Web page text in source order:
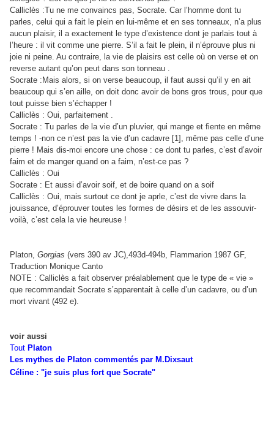
Calliclès :Tu ne me convaincs pas, Socrate. Car l’homme dont tu
parles, celui qui a fait le plein en lui-même et en ses tonneaux, n’a plus
aucun plaisir, il a exactement le type d’existence dont je parlais tout à
l’heure : il vit comme une pierre. S’il a fait le plein, il n’éprouve plus ni
joie ni peine. Au contraire, la vie de plaisirs est celle où on verse et on
reverse autant qu’on peut dans son tonneau .
Socrate :Mais alors, si on verse beaucoup, il faut aussi qu’il y en ait
beaucoup qui s’en aille, on doit donc avoir de bons gros trous, pour que
tout puisse bien s’échapper !
Calliclès : Oui, parfaitement .
Socrate : Tu parles de la vie d’un pluvier, qui mange et fiente en même
temps ! -non ce n’est pas la vie d’un cadavre [1], même pas celle d’une
pierre ! Mais dis-moi encore une chose : ce dont tu parles, c’est d’avoir
faim et de manger quand on a faim, n’est-ce pas ?
Calliclès : Oui
Socrate : Et aussi d’avoir soif, et de boire quand on a soif
Calliclès : Oui, mais surtout ce dont je aprle, c’est de vivre dans la
jouissance, d’éprouver toutes les formes de désirs et de les assouvir-
voilà, c’est cela la vie heureuse !
Platon, Gorgias (vers 390 av JC),493d-494b, Flammarion 1987 GF,
Traduction Monique Canto
NOTE : Calliclès a fait observer préalablement que le type de « vie »
que recommandait Socrate s’apparentait à celle d’un cadavre, ou d’un
mort vivant (492 e).
voir aussi
Tout Platon
Les mythes de Platon commentés par M.Dixsaut
Céline : "je suis plus fort que Socrate"